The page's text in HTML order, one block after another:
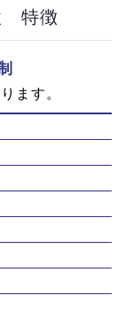
特徴
ます。